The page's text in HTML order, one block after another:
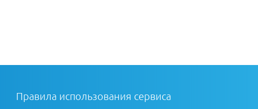
Правила использования сервиса